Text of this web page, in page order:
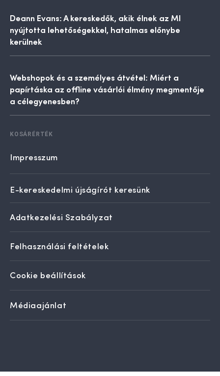
Deann Evans: A kereskedők, akik élnek az MI
nyújtotta lehetőségekkel, hatalmas előnybe
kerülnek
Webshopok és a személyes átvétel: Miért a
papírtáska az offline vásárlói élmény megmentője
a célegyenesben?
KOSÁRÉRTÉK
Impresszum
E-kereskedelmi újságírót keresünk
Adatkezelési Szabályzat
Felhasználási feltételek
Cookie beállítások
Médiaajánlat